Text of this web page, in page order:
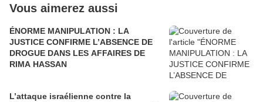
Vous aimerez aussi
ÉNORME MANIPULATION : LA
JUSTICE CONFIRME L’ABSENCE DE
DROGUE DANS LES AFFAIRES DE
RIMA HASSAN
L’attaque israélienne contre la